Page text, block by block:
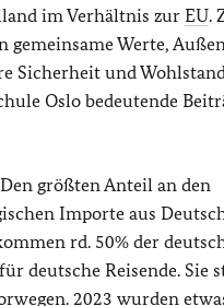
im Verhältnis zur EU.
gemeinsame Werte,
Sicherheit und
Oslo bedeutende
größten Anteil an den
Importe aus
rd. 50% der
deutsche Reisende. Sie
2023 wurden